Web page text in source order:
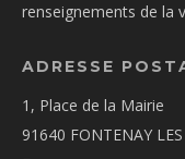
renseignements de la
ADRESSE
1, Place de la Mairie
91640 FONTENAY